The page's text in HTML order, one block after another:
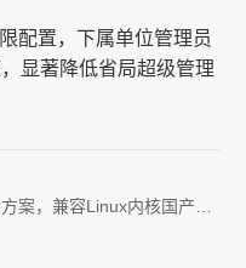
配置，下属单位管理员
显著降低省局超级管理
案，兼容Linux内核国产系